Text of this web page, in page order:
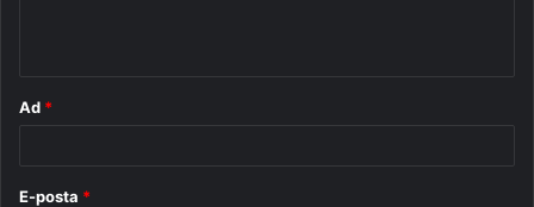
Ad *
E-posta *